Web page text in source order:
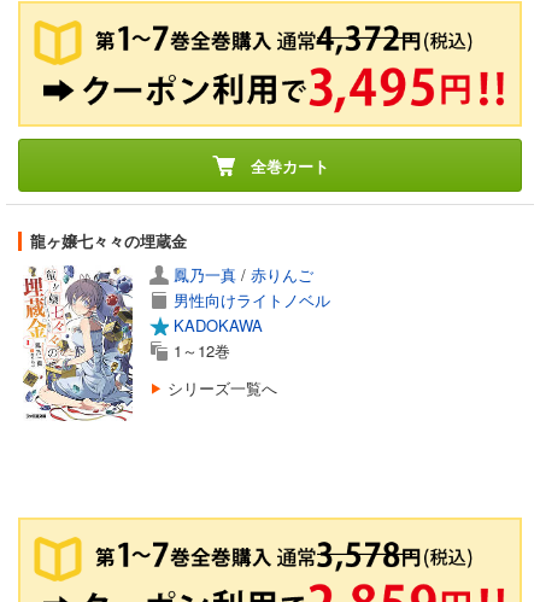
全巻カート
龍ヶ嬢七々々の埋蔵金
鳳乃一真 / 赤りんご
男性向けライトノベル
KADOKAWA
1～12巻
シリーズ一覧へ